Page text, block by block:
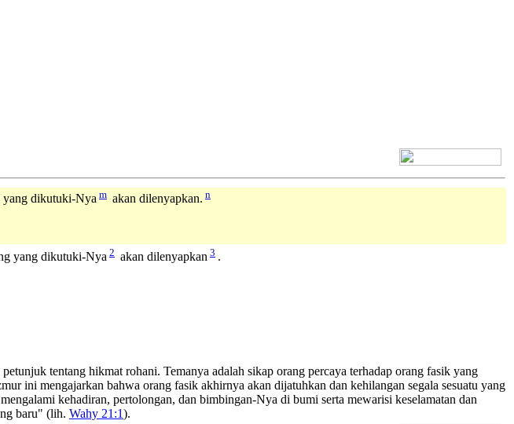
yang dikutuki-Nya m akan dilenyapkan. n
yang dikutuki-Nya 2 akan dilenyapkan 3 .
tentang hikmat rohani. Temanya adalah sikap orang percaya terhadap orang fasik yang
ini mengajarkan bahwa orang fasik akhirnya akan dijatuhkan dan kehilangan segala sesuatu yang
kehadiran, pertolongan, dan bimbingan-Nya di bumi serta mewarisi keselamatan dan
baru" (lih. Wahy 21:1).